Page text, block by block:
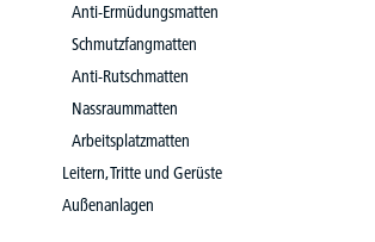
Anti-Ermüdungsmatten
Schmutzfangmatten
Anti-Rutschmatten
Nassraummatten
Arbeitsplatzmatten
Leitern, Tritte und Gerüste
Außenanlagen